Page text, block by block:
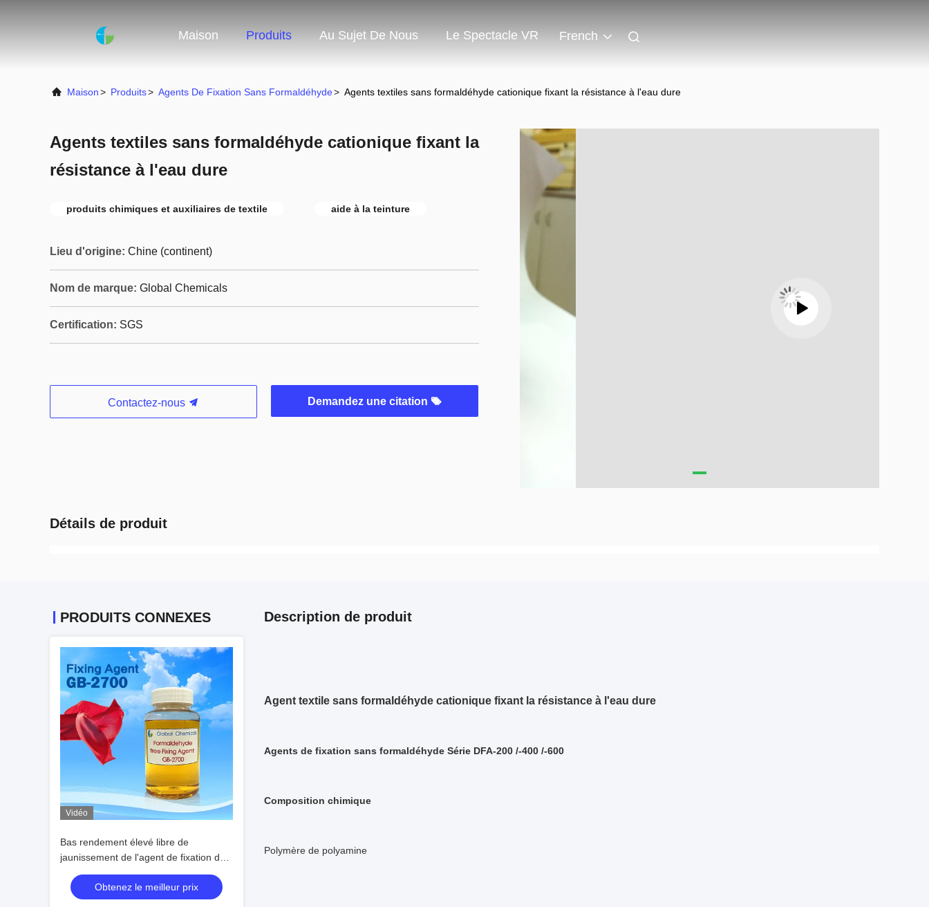
Maison Produits Au Sujet De Nous Le Spectacle VR French
Maison> Produits> Agents De Fixation Sans Formaldéhyde> Agents textiles sans formaldéhyde cationique fixant la résistance à l'eau dure
Agents textiles sans formaldéhyde cationique fixant la
résistance à l'eau dure
produits chimiques et auxiliaires de textile aide à la teinture
Lieu d'origine: Chine (continent)
Nom de marque: Global Chemicals
Certification: SGS
Contactez-nous Demandez une citation
Détails de produit
PRODUITS CONNEXES
Vidéo
Bas rendement élevé libre de
jaunissement de l'agent de fixation de
formaldéhyde GB-2700
Obtenez le meilleur prix
Description de produit
Agent textile sans formaldéhyde cationique fixant la résistance à l'eau dure
Agents de fixation sans formaldéhyde Série DFA-200 /-400 /-600
Composition chimique
Polymère de polyamine